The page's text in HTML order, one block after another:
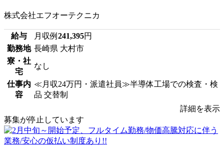
株式会社エフオーテクニカ
給与 月収例 241,395円
勤務地 長崎県 大村市
寮・社
宅
なし
仕事内
容
≪月収24万円・派遣社員≫半導体工場での検査・検
品 交替制
詳細を表示
募集が停止しています